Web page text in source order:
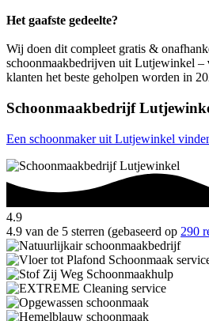
Het gaafste gedeelte?
Wij doen dit compleet gratis &
schoonmaakbedrijven uit Lutjewinkel –
klanten het beste geholpen worden in
Schoonmaakbedrijf
Een schoonmaker uit Lutjewinkel
4.9
4.9 van de 5 sterren (gebaseerd op 290